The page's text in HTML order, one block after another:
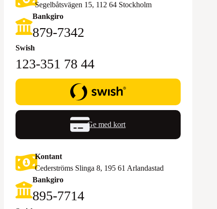
Segelbåtsvägen 15, 112 64 Stockholm
Bankgiro
879-7342
Swish
123-351 78 44
Ge med kort
Kontant
Cederströms Slinga 8, 195 61 Arlandastad
Bankgiro
895-7714‬